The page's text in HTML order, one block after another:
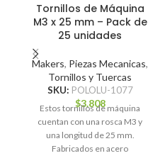
Tornillos de Máquina
M3 x 25 mm – Pack de
25 unidades
Makers, Piezas Mecanicas,
Tornillos y Tuercas
SKU: POLOLU-1077
$3.808
Estos tornillos de máquina
cuentan con una rosca M3 y
una longitud de 25 mm.
Fabricados en acero